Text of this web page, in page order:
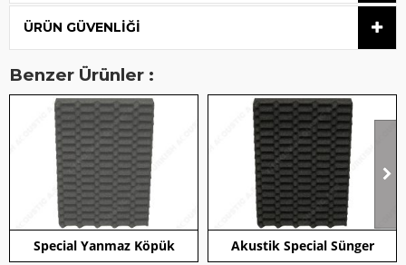
ÜRÜN GÜVENLIĞI
Benzer Ürünler :
Special Yanmaz Köpük Akustik Special Sünger